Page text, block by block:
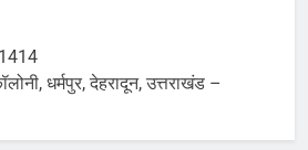
धर्मपुर, देहरादून, उत्तराखंड –